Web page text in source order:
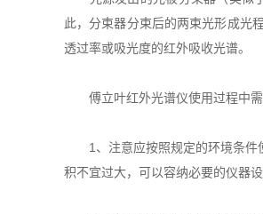
此，分束器分束后的两束光形成光
透过率或吸光度的红外吸收光谱。
傅立叶红外光谱仪使用过程中需
1、注意应按照规定的环境条件使
积不宜过大，可以容纳必要的仪器